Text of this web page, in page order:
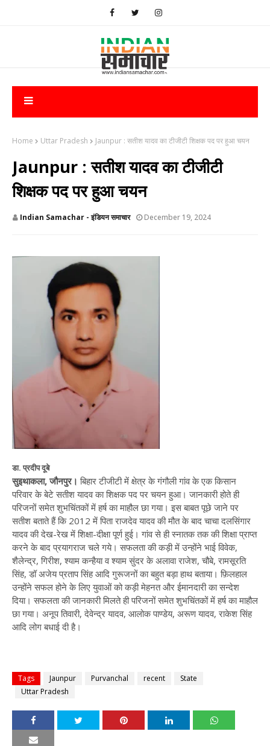
Home Uttar Pradesh ​Jaunpur : सतीश यादव का टीजीटी शिक्षक पद पर हुआ चयन
​Jaunpur : सतीश यादव का टीजीटी
शिक्षक पद पर हुआ चयन
Indian Samachar - इंडियन समाचार December 19, 2024
डा. प्रदीप दूबे
सुइथाकला, जौनपुर।बिहार टीजीटी में क्षेत्र के गंगौली गांव के एक किसान
परिवार के बेटे सतीश यादव का शिक्षक पद पर चयन हुआ। जानकारी होते ही
परिजनों समेत शुभचिंतकों में हर्ष का माहौल छा गया। इस बाबत पूछे जाने पर
सतीश बताते हैं कि 2012 में पिता राजदेव यादव की मौत के बाद चाचा दलसिंगार
यादव की देख-रेख में शिक्षा-दीक्षा पूर्ण हुई। गांव से ही स्नातक तक की शिक्षा प्राप्त
करने के बाद प्रयागराज चले गये। सफलता की कड़ी में उन्होंने भाई विवेक,
शैलेन्द्र, गिरीश, श्याम कन्हैया व श्याम सुंदर के अलावा राजेश, चौबे, रामसूरति
सिंह, डॉ अजेय प्रताप सिंह आदि गुरूजनों का बहुत बड़ा हाथ बताया। फ़िलहाल
उन्होंने सफल होने के लिए युवाओं को कड़ी मेहनत और ईमानदारी का सन्देश
दिया। सफलता की जानकारी मिलते ही परिजनों समेत शुभचिंतकों में हर्ष का माहौल
छा गया। अनूप तिवारी, देवेन्द्र यादव, आलोक पाण्डेय, अरूण यादव, राकेश सिंह
आदि लोग बधाई दी है।
Tags Jaunpur Purvanchal recent
State
Uttar Pradesh